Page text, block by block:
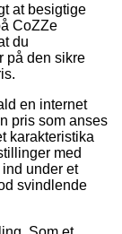
at besigtige
CoZZe
du
på den sikre
en internet
pris som anses
karakteristika
med
under et
svindlende